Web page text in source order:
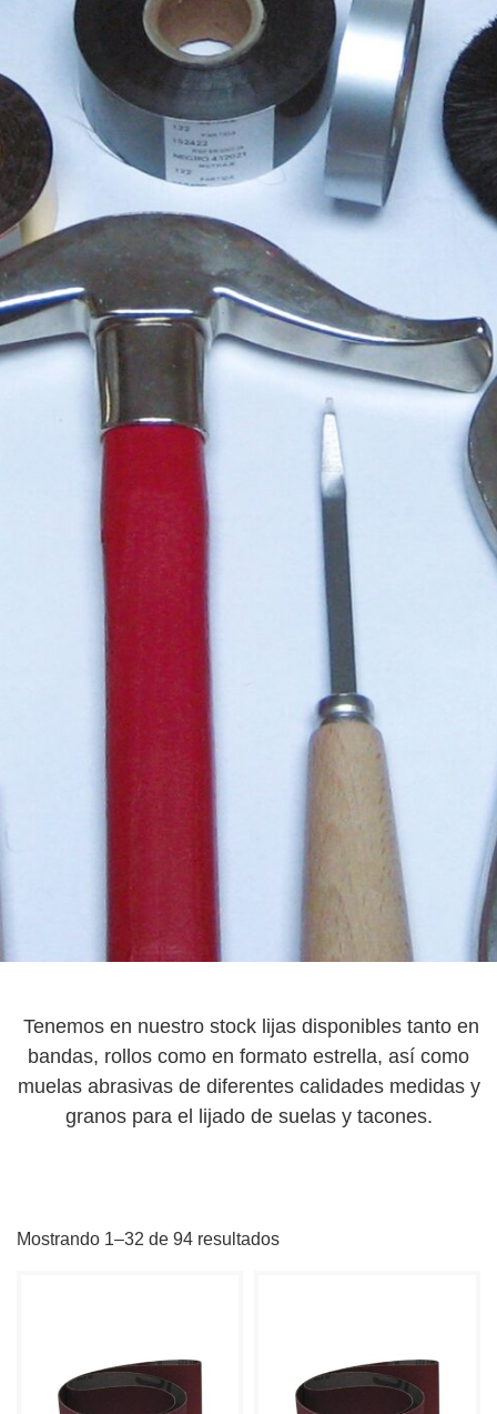
Tenemos en nuestro stock lijas disponibles tanto en
bandas, rollos como en formato estrella, así como
muelas abrasivas de diferentes calidades medidas y
granos para el lijado de suelas y tacones.
Mostrando 1–32 de 94 resultados